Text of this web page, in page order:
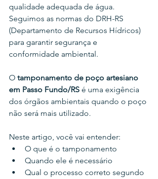
qualidade adequada de água.
Seguimos as normas do DRH-RS
(Departamento de Recursos Hídricos)
para garantir segurança e
conformidade ambiental.
O tamponamento de poço artesiano
em Passo Fundo/RS é uma exigência
dos órgãos ambientais quando o poço
não será mais utilizado.
Neste artigo, você vai entender:
O que é o tamponamento
Quando ele é necessário
Qual o processo correto segundo